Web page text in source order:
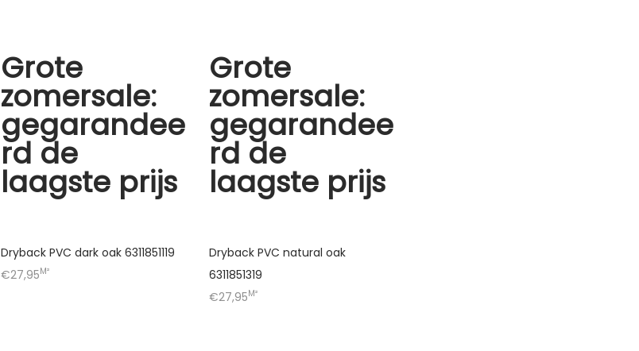
Grote
zomersale:
gegarandee
rd de
laagste prijs
Dryback PVC dark oak 6311851119
€27,95M²
Grote
zomersale:
gegarandee
rd de
laagste prijs
Dryback PVC natural oak
6311851319
€27,95M²